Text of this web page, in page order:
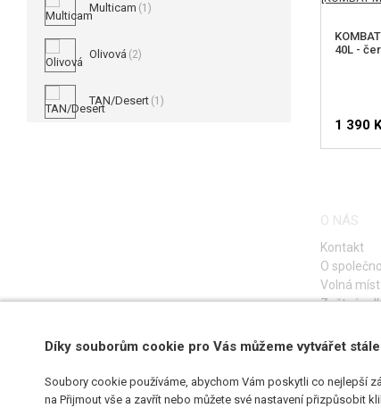
Multicam (1)
Olivová (2)
TAN/Desert (1)
40L -
1 390
O NÁS
Kontakt
O
Volná
Zpětný
Díky souborům cookie pro Vás můžeme vytvářet
Soubory cookie používáme, abychom Vám poskytli co nejlepší
na Přijmout vše a zavřít nebo můžete své nastavení přizpůsobit